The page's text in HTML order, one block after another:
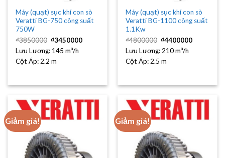
Máy (quạt) sục khí con sò
Veratti BG-750 công suất
750W
₫3850000 Giá
gốc
là:
₫3450000Giá
hiện
Lưu Lượng: 145 m³/h
Cột Áp: 2.2 m
Máy (quạt) sục khí con sò
Veratti BG-1100 công suất
1.1Kw
₫4800000 Giá
gốc
là:
₫4400000Giá
hiện
Lưu Lượng: 210 m³/h
Cột Áp: 2.5 m
Giảm giá! Giảm giá!